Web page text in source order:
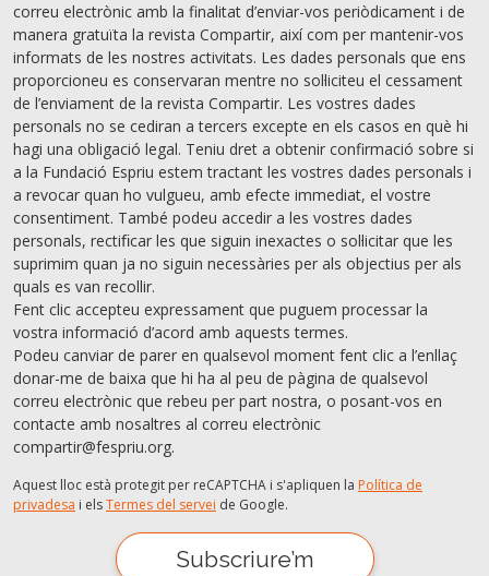
correu electrònic amb la finalitat d’enviar-vos periòdicament i de
manera gratuïta la revista Compartir, així com per mantenir-vos
informats de les nostres activitats. Les dades personals que ens
proporcioneu es conservaran mentre no sol·liciteu el cessament
de l’enviament de la revista Compartir. Les vostres dades
personals no se cediran a tercers excepte en els casos en què hi
hagi una obligació legal. Teniu dret a obtenir confirmació sobre si
a la Fundació Espriu estem tractant les vostres dades personals i
a revocar quan ho vulgueu, amb efecte immediat, el vostre
consentiment. També podeu accedir a les vostres dades
personals, rectiﬁcar les que siguin inexactes o sol·licitar que les
suprimim quan ja no siguin necessàries per als objectius per als
quals es van recollir.
Fent clic accepteu expressament que puguem processar la
vostra informació d’acord amb aquests termes.
Podeu canviar de parer en qualsevol moment fent clic a l’enllaç
donar-me de baixa que hi ha al peu de pàgina de qualsevol
correu electrònic que rebeu per part nostra, o posant-vos en
contacte amb nosaltres al correu electrònic
compartir@fespriu.org.
Aquest lloc està protegit per reCAPTCHA i s'apliquen la Política de
privadesa i elsTermes del servei de Google.